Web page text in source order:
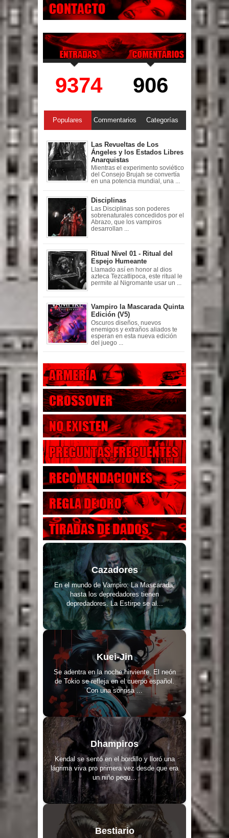
9374 906
Populares Commentarios Categorías
Las Revueltas de Los
Ángeles y los Estados Libres
Anarquistas
Mientras el experimento soviético
del Consejo Brujah se convertía
en una potencia mundial, una ...
Disciplinas
Las Disciplinas son poderes
sobrenaturales concedidos por el
Abrazo, que los vampiros
desarrollan ...
Ritual Nivel 01 - Ritual del
Espejo Humeante
Llamado así en honor al dios
azteca Tezcatlipoca, este ritual le
permite al Nigromante usar un ...
Vampiro la Mascarada Quinta
Edición (V5)
Oscuros diseños, nuevos
enemigos y extraños aliados te
esperan en esta nueva edición
del juego ...
Cazadores
En el mundo de Vampiro: La Mascarada,
hasta los depredadores tienen
depredadores. La Estirpe se al...
Kuei-Jin
Se adentra en la noche hirviente. El neón
de Tokio se refleja en el cuerpo español.
Con una sonrisa ...
Dhampiros
Kendal se sentó en el bordillo y lloró una
lágrima viva pro primera vez desde que era
un niño pequ...
Bestiario